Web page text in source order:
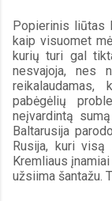
Popierinis liūtas
kaip visuomet
kurių turi gal
nesvajoja, nes
reikalaudamas,
pabėgėlių
neįvardintą
Baltarusija
Rusija, kuri visą
Kremliaus
užsiima šantažu.